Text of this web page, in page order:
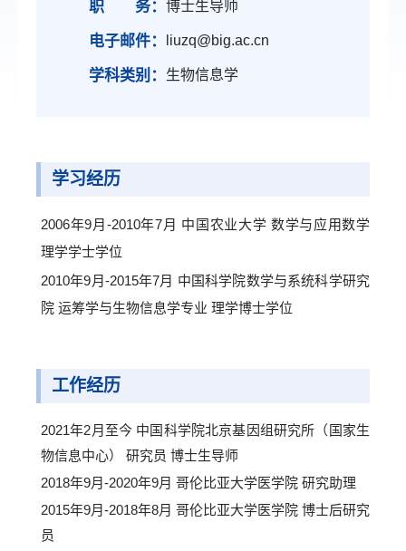
职 务： 博士生导师
电子邮件： liuzq@big.ac.cn
学科类别： 生物信息学
学习经历
2006年9月-2010年7月 中国农业大学 数学与应用数学
理学学士学位
2010年9月-2015年7月 中国科学院数学与系统科学研究
院 运筹学与生物信息学专业 理学博士学位
工作经历
2021年2月至今 中国科学院北京基因组研究所（国家生
物信息中心） 研究员 博士生导师
2018年9月-2020年9月 哥伦比亚大学医学院 研究助理
2015年9月-2018年8月 哥伦比亚大学医学院 博士后研究
员